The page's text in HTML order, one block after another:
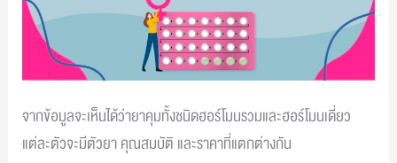
จากข้อมูลจะเห็นได้ว่ายาคุมทั้งชนิดฮอร์โมนรวมและฮอร์โมนเดี่ยว
แต่ละตัวจะมีตัวยา คุณสมบัติ และราคาที่แตกต่างกัน